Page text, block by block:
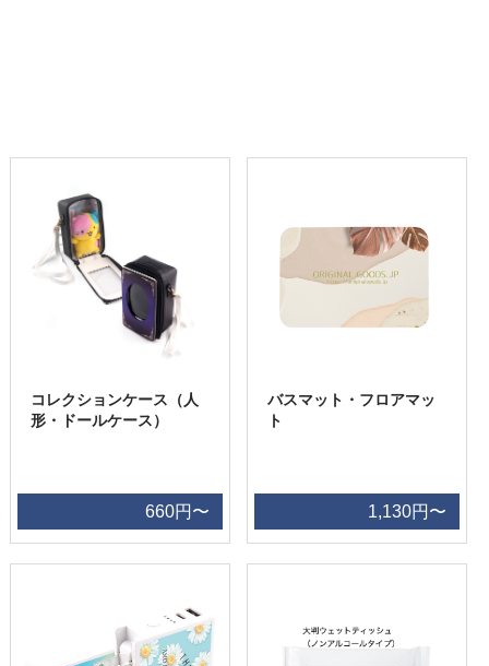
コレクションケース（人
形・ドールケース）
660円〜
バスマット・フロアマッ
ト
1,130円〜